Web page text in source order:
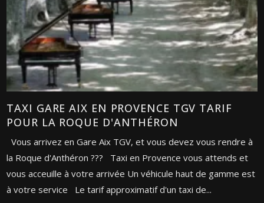
TAXI GARE AIX EN PROVENCE TGV TARIF
POUR LA ROQUE D'ANTHÉRON
Vous arrivez en Gare Aix TGV, et vous devez vous rendre à
la Roque d'Anthéron ??? Taxi en Provence vous attends et
vous acceuille à votre arrivée Un véhicule haut de gamme est
à votre service Le tarif approximatif d'un taxi de...